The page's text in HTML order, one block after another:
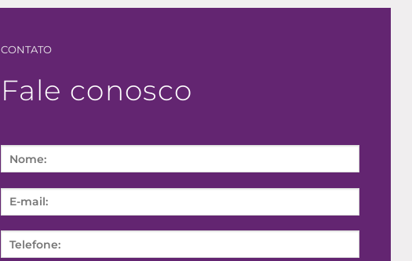
CONTATO
Fale conosco
Please
leave
this
field